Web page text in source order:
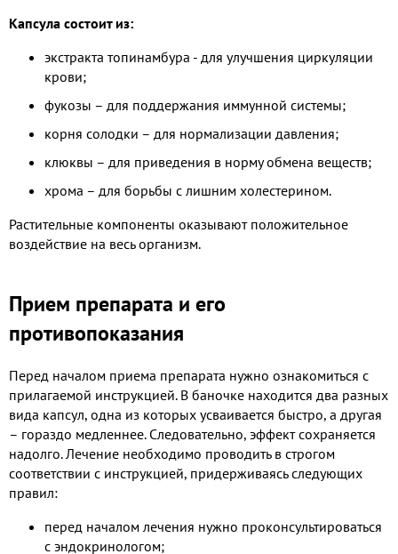
Капсула состоит из:
экстракта топинамбура - для улучшения циркуляции
крови;
фукозы – для поддержания иммунной системы;
корня солодки – для нормализации давления;
клюквы – для приведения в норму обмена веществ;
хрома – для борьбы с лишним холестерином.
Растительные компоненты оказывают положительное
воздействие на весь организм.
Прием препарата и его
противопоказания
Перед началом приема препарата нужно ознакомиться с
прилагаемой инструкцией. В баночке находится два разных
вида капсул, одна из которых усваивается быстро, а другая
– гораздо медленнее. Следовательно, эффект сохраняется
надолго. Лечение необходимо проводить в строгом
соответствии с инструкцией, придерживаясь следующих
правил:
перед началом лечения нужно проконсультироваться
с эндокринологом;